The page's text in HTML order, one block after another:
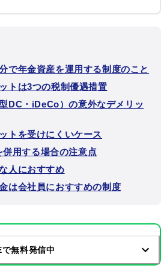
で年金資産を運用する制度のこと
トは3つの税制優遇措置
DC・iDeCo）の意外なデメリッ
トを受けにくいケース
用する場合の注意点
人におすすめ
は会社員におすすめの制度
無料発信中